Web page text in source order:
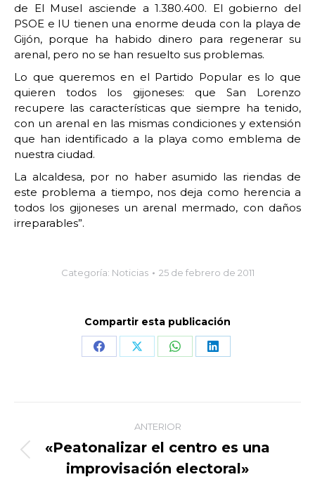
de El Musel asciende a 1.380.400. El gobierno del
PSOE e IU tienen una enorme deuda con la playa de
Gijón, porque ha habido dinero para regenerar su
arenal, pero no se han resuelto sus problemas.
Lo que queremos en el Partido Popular es lo que
quieren todos los gijoneses: que San Lorenzo
recupere las características que siempre ha tenido,
con un arenal en las mismas condiciones y extensión
que han identificado a la playa como emblema de
nuestra ciudad.
La alcaldesa, por no haber asumido las riendas de
este problema a tiempo, nos deja como herencia a
todos los gijoneses un arenal mermado, con daños
irreparables”.
Categoría: Noticias 25 de febrero de 2011
Compartir esta publicación
Share Share Share Share
Navegación
entre
publicaciones
ANTERIOR
Publicación
anterior:
«Peatonalizar el centro es una
improvisación electoral»